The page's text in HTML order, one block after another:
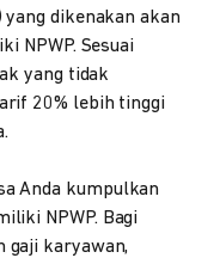
yang dikenakan akan
NPWP. Sesuai
yang tidak
20% lebih tinggi
Anda kumpulkan
NPWP. Bagi
gaji karyawan,